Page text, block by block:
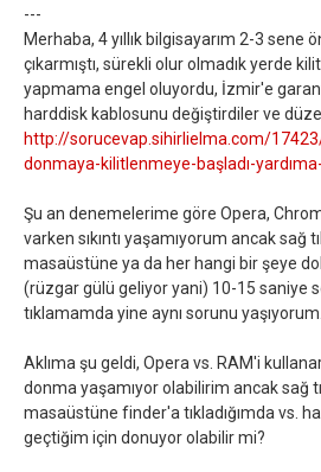
---
Merhaba, 4 yıllık bilgisayarım 2-3 sene
çıkarmıştı, sürekli olur olmadık yerde
yapmama engel oluyordu, İzmir'e
harddisk kablosunu değiştirdiler ve
http://sorucevap.sihirlielma.com/
donmaya-kilitlenmeye-başladı-
Şu an denemelerime göre Opera,
varken sıkıntı yaşamıyorum ancak sağ
masaüstüne ya da her hangi bir şeye
(rüzgar gülü geliyor yani) 10-15 saniye
tıklamamda yine aynı sorunu yaşıyorum.
Aklıma şu geldi, Opera vs. RAM'i
donma yaşamıyor olabilirim ancak sağ
masaüstüne finder'a tıkladığımda vs.
geçtiğim için donuyor olabilir mi?